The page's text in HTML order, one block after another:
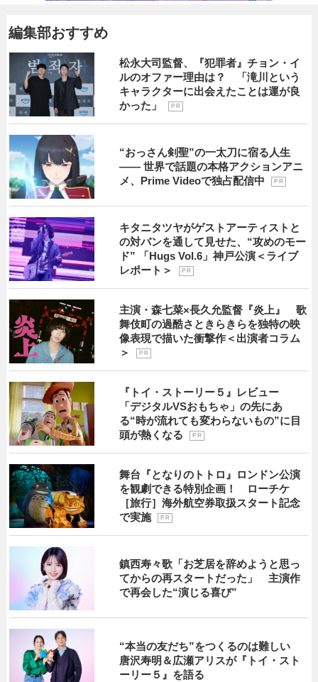
編集部おすすめ
松永大司監督、『犯罪者』チョン・イ
ルのオファー理由は？ 「滝川という
キャラクターに出会えたことは運が良
かった」
P R
“おっさん剣聖”の一太刀に宿る人生
―― 世界で話題の本格アクションアニ
メ、Prime Videoで独占配信中
P R
キタニタツヤがゲストアーティストと
の対バンを通して見せた、“攻めのモー
ド” 「Hugs Vol.6」神戸公演＜ライブ
レポート＞
P R
主演・森七菜×長久允監督『炎上』 歌
舞伎町の過酷さときらきらを独特の映
像表現で描いた衝撃作＜出演者コラム
＞
P R
『トイ・ストーリー５』レビュー
「デジタルVSおもちゃ」の先にあ
る“時が流れても変わらないもの”に目
頭が熱くなる
P R
舞台『となりのトトロ』ロンドン公演
を観劇できる特別企画！ ローチケ
［旅行］海外航空券取扱スタート記念
で実施
P R
鎮西寿々歌「お芝居を辞めようと思っ
てからの再スタートだった」 主演作
で再会した“演じる喜び”
“本当の友だち”をつくるのは難しい
唐沢寿明＆広瀬アリスが『トイ・スト
ーリー５』を語る